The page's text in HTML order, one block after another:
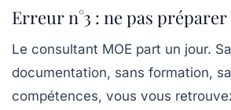
Erreur n°3 : ne pas
Le consultant MOE part un jour.
documentation, sans formation,
compétences, vous vous